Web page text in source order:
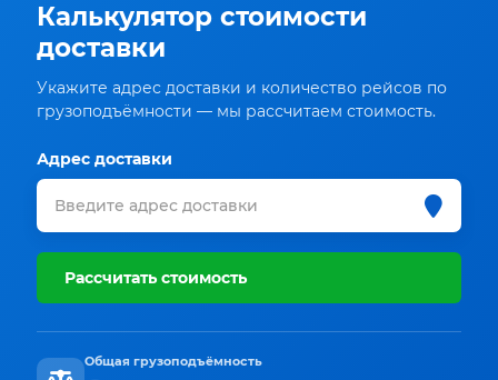
Калькулятор стоимости
доставки
Укажите адрес доставки и количество рейсов по
грузоподъёмности — мы рассчитаем стоимость.
Адрес доставки
Рассчитать стоимость
Общая грузоподъёмность